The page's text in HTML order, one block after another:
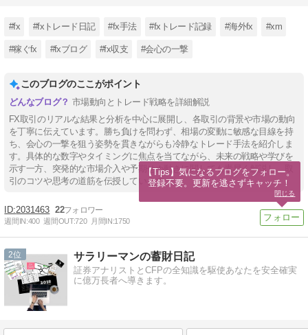
#fx #fxトレード日記 #fx手法 #fxトレード記録 #海外fx #xm
#稼ぐfx #fxブログ #fx収支 #会心の一撃
このブログのここがポイント
市場動向とトレード戦略を詳細解説
FX取引のリアルな結果と分析を中心に展開し、各取引の背景や市場の動向
を丁寧に伝えています。勝ち負けを問わず、相場の変動に敏感な目線を持
ち、会心の一撃を狙う姿勢を貫きながらも冷静なトレード手法を紹介しま
す。具体的な数字やタイミングに焦点を当てながら、未来の戦略や学びを
示す一方、突発的な市場介入や予期せぬ動きに関しても素早く解説し、取
引のコツや思考の道筋を伝授しています。
2031463 22
週間IN:400 週間OUT:720 月間IN:1750
2 サラリーマンの蓄財日記
証券アナリストとCFPの全知識を駆使あなたを安全確実
に億万長者へ導きます。
【Tips】気になるブログをフォロー。
登録不要。更新を逃さずキャッチ！
閉じる